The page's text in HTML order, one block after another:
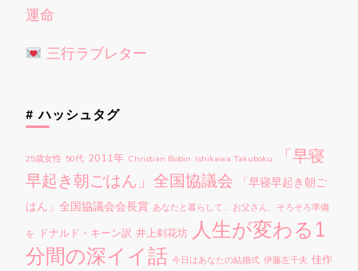
運命
三行ラブレター
# ハッシュタグ
25歳女性 50代 2011年 Christian Bobin Ishikawa Takuboku
「早寝
早起き朝ごはん」全国協議会
「早寝早起き朝ご
はん」全国協議会会長賞 あなたと暮らして… お父さん、そろそろ準備
を ドナルド・キーン訳 井上剣花坊 人生が変わる1
分間の深イイ話 今日はあなたの結婚式 伊藤左千夫 佳作